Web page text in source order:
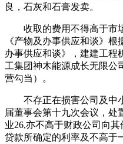
良，石灰和石膏发卖。
收取的费用不得高于市
《产物及办事供应和谈》
办事供应和谈》，建建工程
工集团神木能源成长无限公
营勾当）。
不存正在损害公司及中小
届董事会第十九次会议，处
业26,亦不高于财政公司向
贷款所确定的利率及不高于